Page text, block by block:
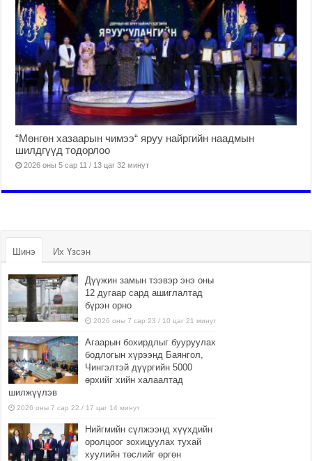
“Мөнгөн хазаарын чимээ“ яруу найргийн наадмын
шилдгүүд тодорлоо
2026 оны 5 сар 11 / 13 цаг 32 минут
Шинэ Их Үзсэн
Дүүжин замын тээвэр энэ оны
12 дугаар сард ашиглалтад
бүрэн орно
2026 оны 7 сар 23 / 10 цаг 21 минут
Агаарын бохирдлыг бууруулах
бодлогын хүрээнд Баянгол,
Чингэлтэй дүүргийн 5000
өрхийг хийн халаалтад
шилжүүлэв
2026 оны 7 сар 22 / 17 цаг 14 минут
Нийгмийн сүлжээнд хүүхдийн
оролцоог зохицуулах тухай
хуулийн төслийг өргөн